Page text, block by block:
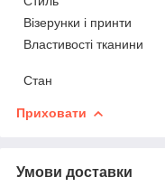
Візерунки і принти
Властивості тканини
Стан
Приховати
Умови доставки